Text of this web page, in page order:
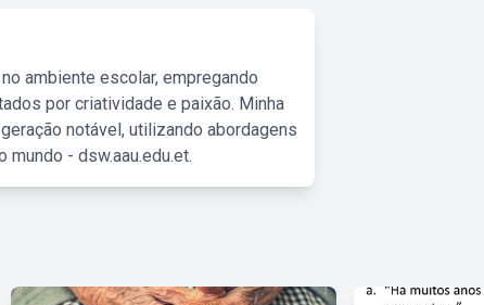
ambiente escolar, empregando
por criatividade e paixão. Minha
notável, utilizando abordagens
- dsw.aau.edu.et.